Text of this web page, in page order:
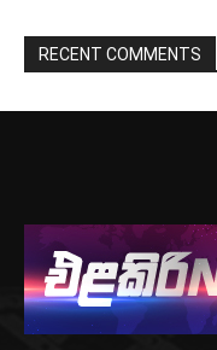
RECENT COMMENTS